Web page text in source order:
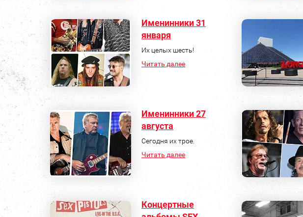
Именинники 31
января
Их целых шесть!
Читать далее
Именинники 27
августа
Сегодня их трое.
Читать далее
Концертные